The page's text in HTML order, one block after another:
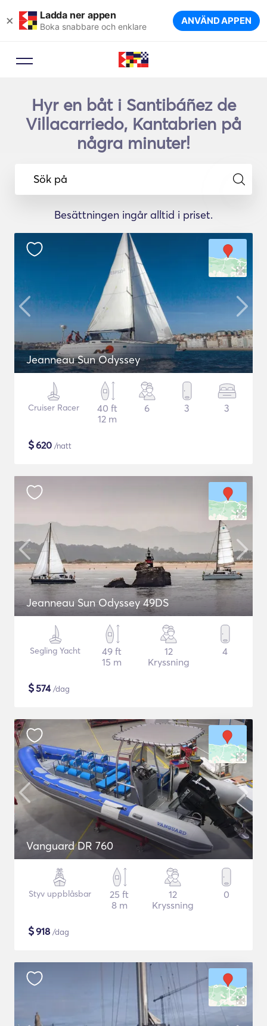
× Ladda ner appen
Boka snabbare och enklare ANVÄND APPEN
Hyr en båt i Santibáñez de
Villacarriedo, Kantabrien på
några minuter!
Sök på
Besättningen ingår alltid i priset.
Jeanneau Sun Odyssey
Cruiser Racer
40 ft
12 m
6 3 3
$620 /natt
Jeanneau Sun Odyssey 49DS
Segling Yacht
49 ft
15 m
12
Kryssning
4
$574/dag
Vanguard DR 760
Styv uppblåsbar
25 ft
8 m
12
Kryssning
0
$918 /dag